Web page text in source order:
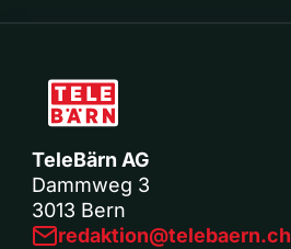
TeleBärn AG
Dammweg 3
3013 Bern
redaktion@telebaern.ch